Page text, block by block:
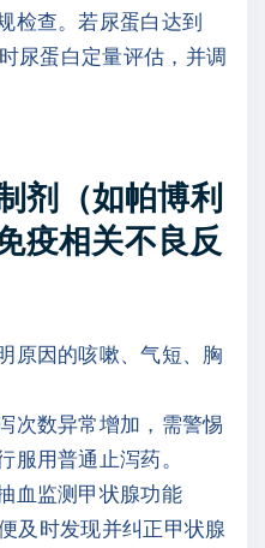
检查。若尿蛋白达到
尿蛋白定量评估，并调
剂（如帕博利
疫相关不良反
原因的咳嗽、气短、胸
次数异常增加，需警惕
服用普通止泻药。
血监测甲状腺功能
及时发现并纠正甲状腺